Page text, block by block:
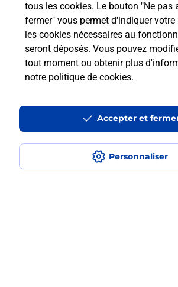
tous les cookies. Le bouton "Ne pas
fermer" vous permet d'indiquer
les cookies nécessaires au
seront déposés. Vous pouvez
tout moment ou obtenir plus
notre politique de cookies.
Personnaliser
Accepter et
Questions
Comment retourner un colis
en ligne depuis votre boîte
Comment envoyer un colis
retour chez un e-
déplacer ?